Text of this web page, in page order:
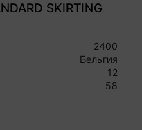
SKIRTING
2400
Бельгия
12
58